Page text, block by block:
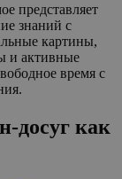
представляет
знаний с
картины,
и активные
время с
досуг как